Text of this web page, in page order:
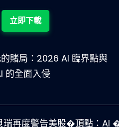
立即下載
賭局：2026 AI 臨界點與
的全面入侵
再度警告美股�頂點：AI